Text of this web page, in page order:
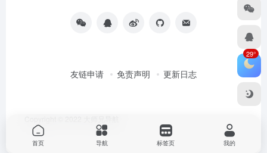
友链申请 免责声明 更新日志
29°
首页 导航 标签页 我的